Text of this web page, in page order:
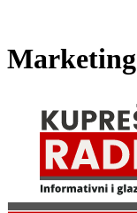
Marketing